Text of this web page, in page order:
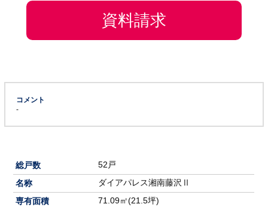
資料請求
コメント
-
総戸数
52戸
名称
ダイアパレス湘南藤沢Ⅱ
専有面積
71.09㎡(21.5坪)